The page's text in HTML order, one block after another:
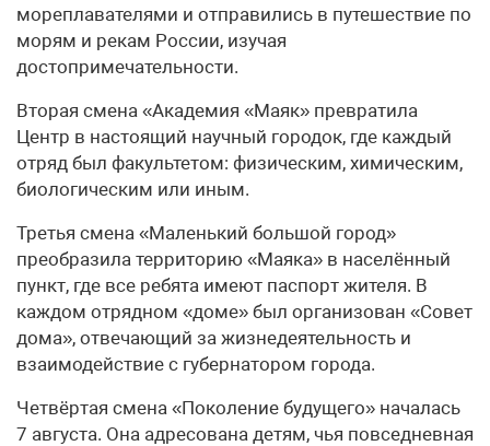
мореплавателями и отправились в путешествие по
морям и рекам России, изучая
достопримечательности.
Вторая смена «Академия «Маяк» превратила
Центр в настоящий научный городок, где каждый
отряд был факультетом: физическим, химическим,
биологическим или иным.
Третья смена «Маленький большой город»
преобразила территорию «Маяка» в населённый
пункт, где все ребята имеют паспорт жителя. В
каждом отрядном «доме» был организован «Совет
дома», отвечающий за жизнедеятельность и
взаимодействие с губернатором города.
Четвёртая смена «Поколение будущего» началась
7 августа. Она адресована детям, чья повседневная